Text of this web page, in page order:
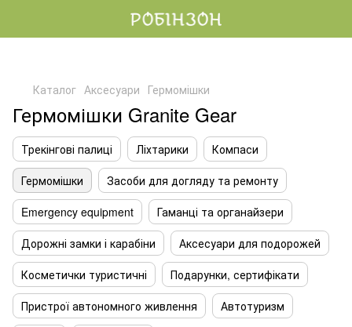
Каталог Аксесуари Гермомішки
Гермомішки Granite Gear
Трекінгові палиці Ліхтарики
Компаси
Гермомішки
Засоби для догляду та ремонту
Emergency equipment
Гаманці та органайзери
Дорожні замки і карабіни
Аксесуари для подорожей
Косметички туристичні
Подарунки, сертифікати
Пристрої автономного живлення
Автотуризм